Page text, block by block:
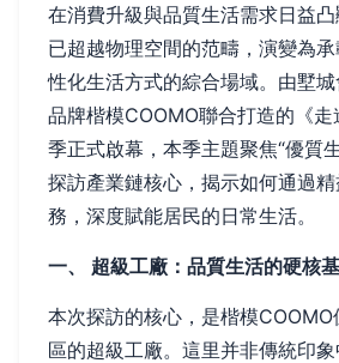
在消費升級與品質生活需求日益凸
已超越物理空間的范疇，演變為
性化生活方式的綜合場域。由墅
品牌楷模COOMO聯合打造的《走
季正式啟幕，本季主題聚焦“優質
探訪產業鏈核心，揭示如何通過
務，深度賦能居民的日常生活。
一、 超級工廠：品質生活的硬核
本次探訪的核心，是楷模
區的超級工廠。這里并非傳統印